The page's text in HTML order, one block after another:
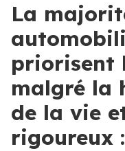
La
priorisent
malgré la
de la vie
rigoureux